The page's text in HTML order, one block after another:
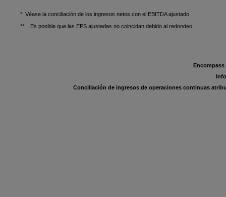
* Véase la conciliación de los ingresos netos con el EBITDA ajustado
** Es posible que las EPS ajustadas no coincidan debido al redondeo.
Conciliación de ingresos de operaciones continuas